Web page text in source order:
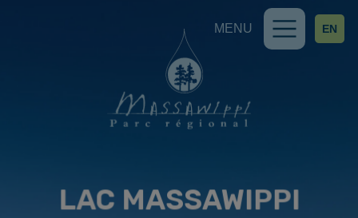
Main Navigation
MENU EN
LAC MASSAWIPPI